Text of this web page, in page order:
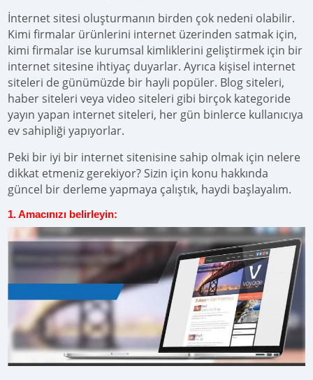
İnternet sitesi oluşturmanın birden çok nedeni olabilir.
Kimi firmalar ürünlerini internet üzerinden satmak için,
kimi firmalar ise kurumsal kimliklerini geliştirmek için bir
internet sitesine ihtiyaç duyarlar. Ayrıca kişisel internet
siteleri de günümüzde bir hayli popüler. Blog siteleri,
haber siteleri veya video siteleri gibi birçok kategoride
yayın yapan internet siteleri, her gün binlerce kullanıcıya
ev sahipliği yapıyorlar.
Peki bir iyi bir internet sitenisine sahip olmak için nelere
dikkat etmeniz gerekiyor? Sizin için konu hakkında
güncel bir derleme yapmaya çalıştık, haydi başlayalım.
1. Amacınızı belirleyin: